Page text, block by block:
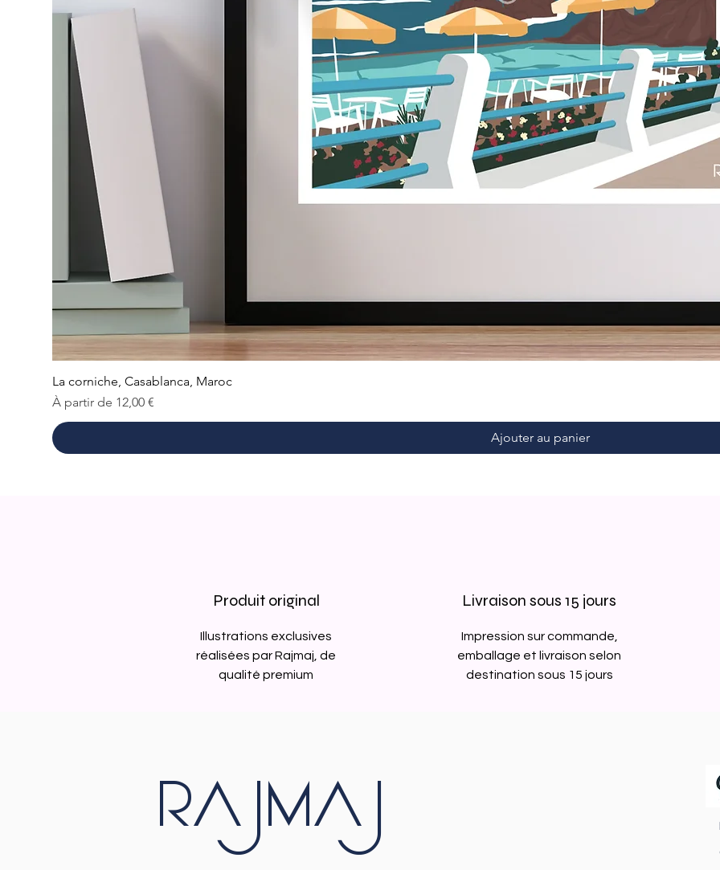
La corniche, Casablanca, Maroc
À partir de 12,00 €
Prix promotionnel
Ajouter au panier
Produit original
Illustrations exclusives
réalisées par Rajmaj, de
qualité premium
Livraison sous 15 jours
Impression sur commande,
emballage et livraison selon
destination sous 15 jours
RAJMAJ